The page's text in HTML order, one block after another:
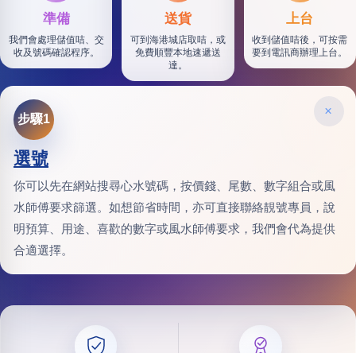
準備
我們會處理儲值咭、交
收及號碼確認程序。
送貨
可到海港城店取咭，或
免費順豐本地速遞送
達。
上台
收到儲值咭後，可按需
要到電訊商辦理上台。
×
步驟1
選號
你可以先在網站搜尋心水號碼，按價錢、尾數、數字組合或風
水師傅要求篩選。如想節省時間，亦可直接聯絡靚號專員，說
明預算、用途、喜歡的數字或風水師傅要求，我們會代為提供
合適選擇。